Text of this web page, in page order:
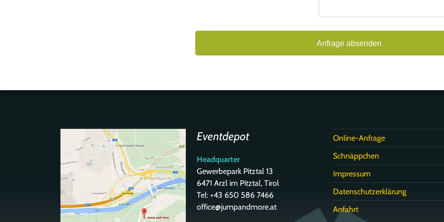
Eventdepot
Headquarter
Gewerbepark Pitztal 13
6471 Arzl im Pitztal, Tirol
Tel: +43 650 586 7466
office@jumpandmore.at
Online-Anfrage
Schnäppchen
Impressum
Datenschutzerklärung
Anfahrt